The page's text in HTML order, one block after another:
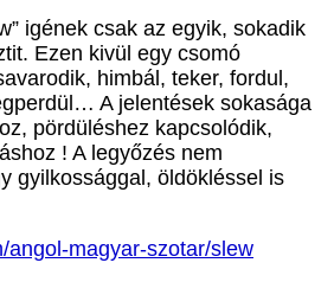
igének csak az egyik, sokadik
Ezen kivül egy csomó
himbál, teker, fordul,
A jelentések sokasága
pördüléshez kapcsolódik,
! A legyőzés nem
gyilkossággal, öldökléssel is
angol-magyar-szotar/slew